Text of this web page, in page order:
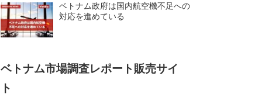
ベトナム政府は国内航空機不足への
対応を進めている
ベトナム市場調査レポート販売サイ
ト